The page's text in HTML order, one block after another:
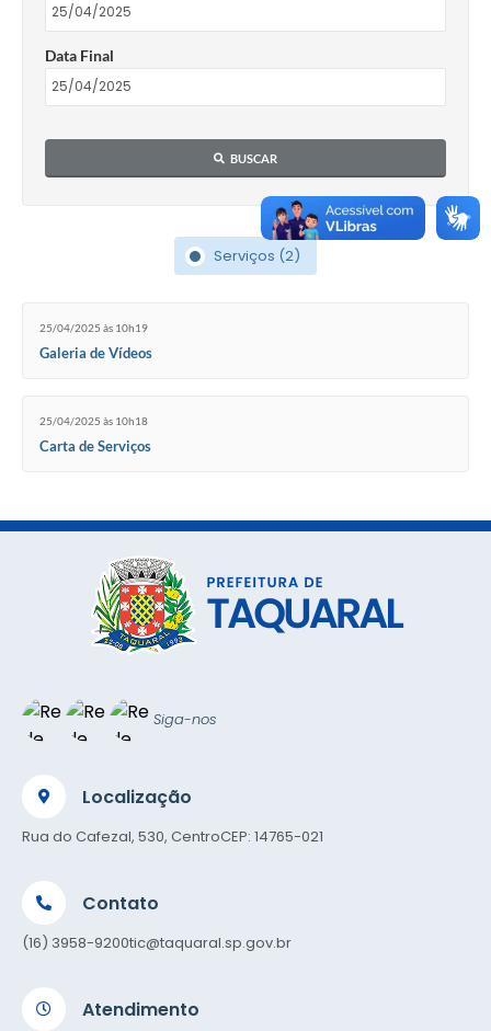
Data Final
BUSCAR
Serviços (2)
25/04/2025 às 10h19
Galeria de Vídeos
25/04/2025 às 10h18
Carta de Serviços
Siga-nos
Localização
Rua do Cafezal, 530, CentroCEP: 14765-021
Contato
(16) 3958-9200tic@taquaral.sp.gov.br
Atendimento